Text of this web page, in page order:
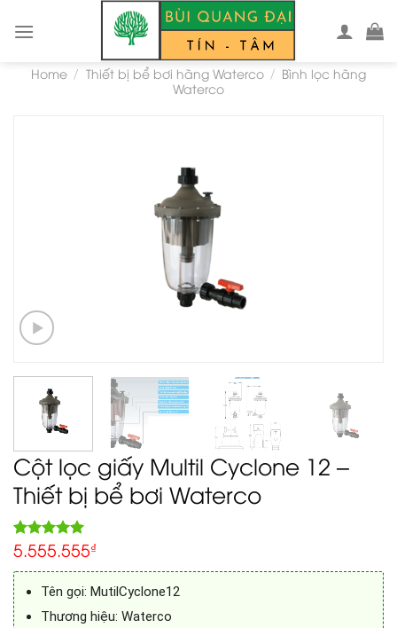
Home / Thiết bị bể bơi hãng Waterco / Bình lọc hãng
Waterco
Cột lọc giấy Multil Cyclone 12 –
Thiết bị bể bơi Waterco
Rated5.00
out of 5
based on
1
customer
rating
5.555.555₫
Tên gọi: MutilCyclone12
Thương hiệu: Waterco